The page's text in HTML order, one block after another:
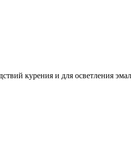
курения и для осветления